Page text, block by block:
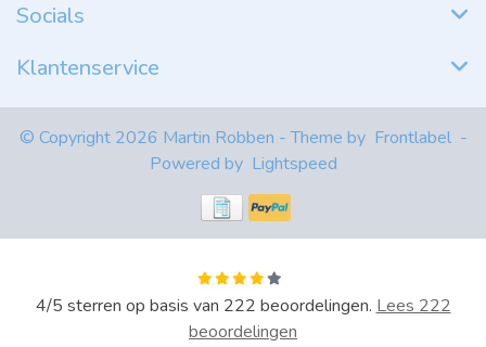
Socials
Klantenservice
© Copyright 2026 Martin Robben - Theme by Frontlabel -
Powered by Lightspeed
4/5 sterren op basis van 222 beoordelingen. Lees 222
beoordelingen